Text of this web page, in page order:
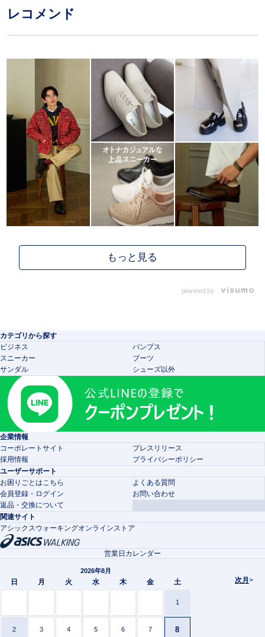
レコメンド
powered by
カテゴリから探す
ビジネス
パンプス
スニーカー
ブーツ
サンダル
シューズ以外
企業情報
コーポレートサイト
プレスリリース
採用情報
プライバシーポリシー
ユーザーサポート
お困りごとはこちら
よくある質問
会員登録・ログイン
お問い合わせ
返品・交換について
関連サイト
アシックスウォーキングオンラインストア
次月 >
営業日カレンダー
2026年8月
日 月 火 水 木 金 土
1
2 3 4 5 6 7 8